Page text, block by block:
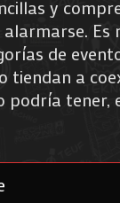
y
Es
de
tiendan a
podría tener,